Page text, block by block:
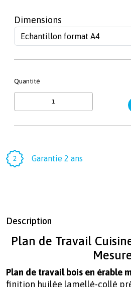
Dimensions
Quantité
Garantie 2 ans
Description
Plan de Travail
Plan de travail bois en érable
finition huilée lamellé-collé